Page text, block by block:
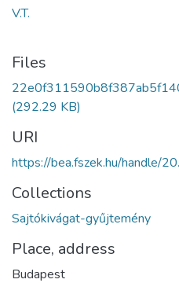
V.T.
Files
(292.29 KB)
URI
https://bea.fszek.hu/handle/
Collections
Sajtókivágat-gyűjtemény
Place, address
Budapest